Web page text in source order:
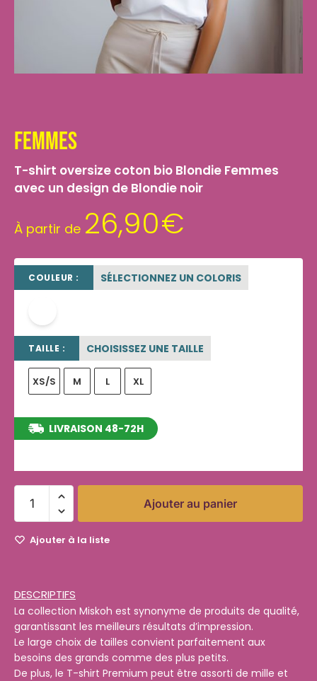
Femmes
T-shirt oversize coton bio Blondie Femmes
avec un design de Blondie noir
À partir de 26,90€
COULEUR : SÉLECTIONNEZ UN COLORIS
TAILLE : CHOISISSEZ UNE TAILLE
XS/S M L XL
LIVRAISON 48-72H
Ajouter au panier
Ajouter à la liste
DESCRIPTIFS
La collection Miskoh est synonyme de produits de qualité,
garantissant les meilleurs résultats d’impression.
Le large choix de tailles convient parfaitement aux
besoins des grands comme des plus petits.
De plus, le T-shirt Premium peut être assorti de mille et